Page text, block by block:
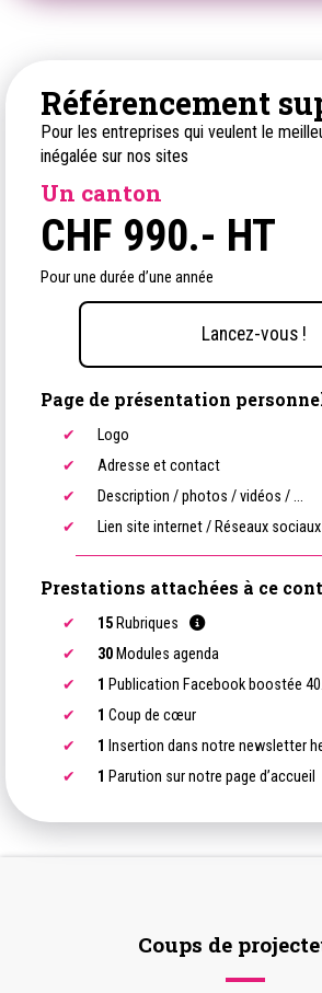
Référencement
Pour les entreprises qui veulent le
inégalée sur nos sites
Un canton
CHF 990.- HT
Pour une durée d’une année
Lancez-vous !
Page de présentation
Logo
Adresse et contact
Description / photos / vidéos / ...
Lien site internet / Réseaux sociaux
Prestations attachées à ce
15 Rubriques
30 Modules agenda
1 Publication Facebook boostée
1 Coup de cœur
1 Insertion dans notre newsletter
1 Parution sur notre page d’accueil
Coups de